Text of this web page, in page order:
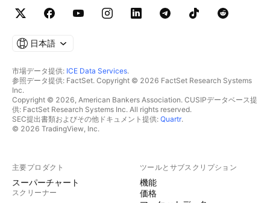
日本語
市場データ提供: ICE Data Services.
参照データ提供: FactSet. Copyright © 2026 FactSet Research Systems
Inc.
Copyright © 2026, American Bankers Association. CUSIPデータベース提
供: FactSet Research Systems Inc. All rights reserved.
SEC提出書類およびその他ドキュメント提供: Quartr.
© 2026 TradingView, Inc.
主要プロダクト
スーパーチャート
スクリーナー
ツールとサブスクリプション
機能
価格